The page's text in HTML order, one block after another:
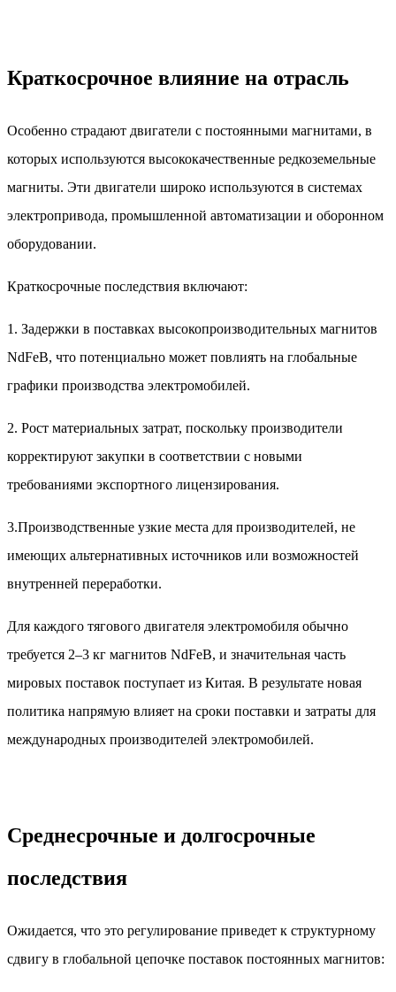
Краткосрочное влияние на отрасль
Особенно страдают двигатели с постоянными магнитами, в
которых используются высококачественные редкоземельные
магниты. Эти двигатели широко используются в системах
электропривода, промышленной автоматизации и оборонном
оборудовании.
Краткосрочные последствия включают:
1. Задержки в поставках высокопроизводительных магнитов
NdFeB, что потенциально может повлиять на глобальные
графики производства электромобилей.
2. Рост материальных затрат, поскольку производители
корректируют закупки в соответствии с новыми
требованиями экспортного лицензирования.
3.Производственные узкие места для производителей, не
имеющих альтернативных источников или возможностей
внутренней переработки.
Для каждого тягового двигателя электромобиля обычно
требуется 2–3 кг магнитов NdFeB, и значительная часть
мировых поставок поступает из Китая. В результате новая
политика напрямую влияет на сроки поставки и затраты для
международных производителей электромобилей.
Среднесрочные и долгосрочные
последствия
Ожидается, что это регулирование приведет к структурному
сдвигу в глобальной цепочке поставок постоянных магнитов: